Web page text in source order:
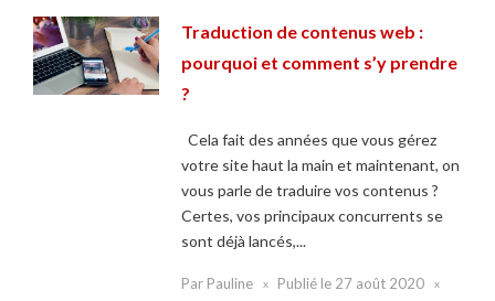
Traduction de contenus web :
pourquoi et comment s’y prendre
?
Cela fait des années que vous gérez
votre site haut la main et maintenant, on
vous parle de traduire vos contenus ?
Certes, vos principaux concurrents se
sont déjà lancés,...
Par Pauline Publié le 27 août 2020